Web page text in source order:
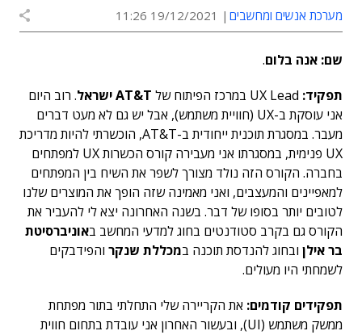
מערכת אנשים ומחשבים 19/12/2021 11:26
שם: אנה בלום.
תפקיד:
AT&T ישראל
. רוב היום
אני עוסקת ב-UX (חוויית משתמש), אבל יש גם לא מעט דברים
מעבר. במסגרת תוכנית ייחודית ב-AT&T, הוכשרתי להיות מדריכת
UX פנימית, במסגרתו אני מעבירה קורס הכשרות UX למפתחים
בחברה. הקורס הזה נולד מצורך לשפר את השיח בין המפתחים
למאפיינים והמעצבים, ואני מאמינה שזה הופך את המוצרים שלנו
לטובים יותר בסופו של דבר. בשנה האחרונה יצא לי להעביר את
הקורס גם בקרב סטודנטים בחוג למדעי המחשב באוניברסיטת
בר אילן ובחוג להנדסת תוכנה במכללת שנקר והפידבקים
לשמחתי היו מעולים.
תפקידים קודמים: את הקריירה שלי התחלתי בתור מפתחת
ממשק משתמש (UI), ובעשור האחרון אני עובדת בתחום חווית